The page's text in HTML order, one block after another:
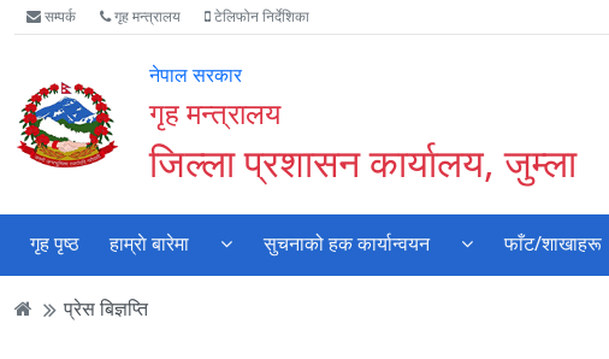
Accessibility
Mode
गर्नुहोस्
मुख्य
सामाग्री
मुख्य
नेभिगेसन
वेबसाइट
खोजमा
सम्पर्क गृह मन्त्रालय टेलिफोन निर्देशिका
नेपाल सरकार
गृह मन्त्रालय
जिल्ला प्रशासन कार्यालय, जुम्ला
गृह पृष्ठ हाम्राे बारेमा सुचनाको हक कार्यान्वयन फाँट/शाखाहरू
प्रेस बिज्ञप्ति